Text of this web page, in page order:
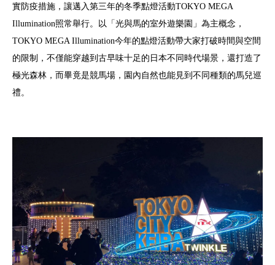
實防疫措施，讓邁入第三年的冬季點燈活動TOKYO MEGA
Illumination照常舉行。以「光與馬的室外遊樂園」為主概念，
TOKYO MEGA Illumination今年的點燈活動帶大家打破時間與空間
的限制，不僅能穿越到古早味十足的日本不同時代場景，還打造了
極光森林，而畢竟是競馬場，園內自然也能見到不同種類的馬兒巡
禮。